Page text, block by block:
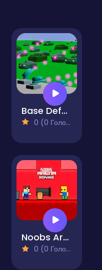
Base Defense
0 (0 Голосів)
Noobs Arena Bedwars
0 (0 Голосів)